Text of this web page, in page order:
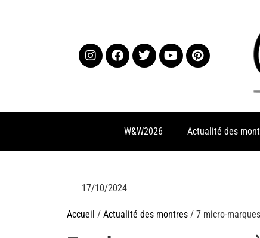
W&W2026 Actualité des
17/10/2024
Accueil / Actualité des montres / 7 micro-